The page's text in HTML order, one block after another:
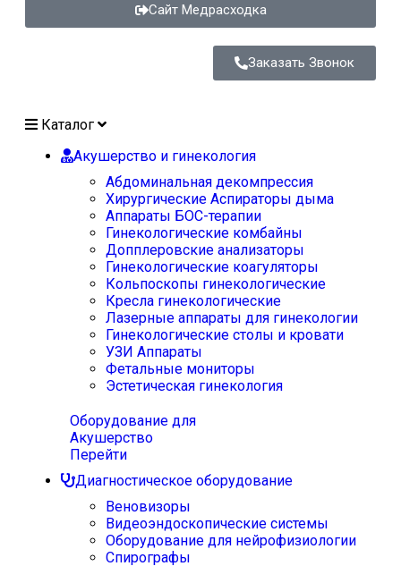
Сайт Медрасходка
Заказать Звонок
Каталог
Акушерство и гинекология
Абдоминальная декомпрессия
Хирургические Аспираторы дыма
Аппараты БОС-терапии
Гинекологические комбайны
Допплеровские анализаторы
Гинекологические коагуляторы
Кольпоскопы гинекологические
Кресла гинекологические
Лазерные аппараты для гинекологии
Гинекологические столы и кровати
УЗИ Аппараты
Фетальные мониторы
Эстетическая гинекология
Оборудование для
Акушерство
Перейти
Диагностическое оборудование
Веновизоры
Видеоэндоскопические системы
Оборудование для нейрофизиологии
Спирографы